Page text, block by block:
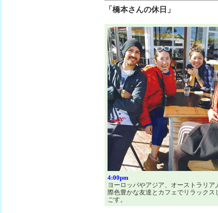
「橋本さんの休日」
4:00pm
ヨーロッパやアジア、オーストラリア
際色豊かな友達とカフェでリラックス
ごす。